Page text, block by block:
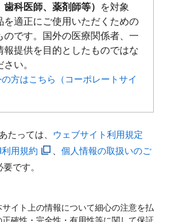
科医師、薬剤師等）
を対象
を適正にご使用いただくための
のです。国外の医療関係者、一
報提供を目的としたものではな
い。
方はこちら（コーポレートサイ
たっては、 ウェブサイト利用規定
用規約
個人情報の取扱いのご
です。
イト上の情報について細心の注意を払
確性・完全性・有用性等に関して保証